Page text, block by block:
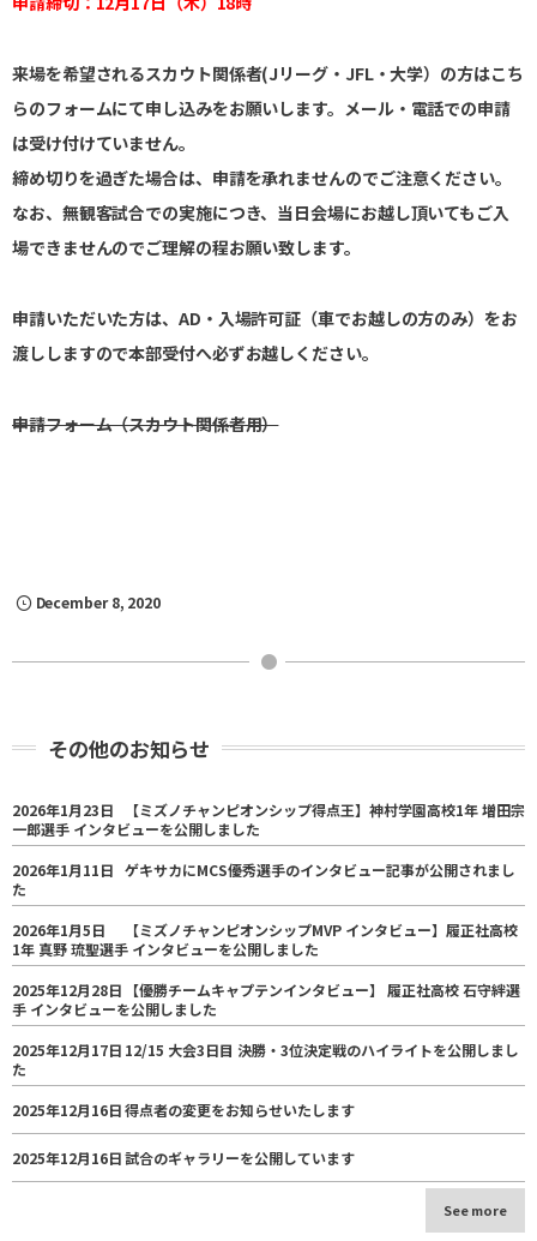
来場を希望されるスカウト関係者(Jリーグ・JFL・大学）の方はこち
らのフォームにて申し込みをお願いします。メール・電話での申請
は受け付けていません。
締め切りを過ぎた場合は、申請を承れませんのでご注意ください。
なお、無観客試合での実施につき、当日会場にお越し頂いてもご入
場できませんのでご理解の程お願い致します。
申請いただいた方は、AD・入場許可証（車でお越しの方のみ）をお
渡ししますので本部受付へ必ずお越しください。
申請フォーム（スカウト関係者用）
December 8, 2020
その他のお知らせ
2026年1月23日
【ミズノチャンピオンシップ得点王】神村学園高校1年 増田宗
一郎選手 インタビューを公開しました
2026年1月11日 ゲキサカにMCS優秀選手のインタビュー記事が公開されまし
た
2026年1月5日
【ミズノチャンピオンシップMVP インタビュー】履正社高校
1年 真野 琉聖選手 インタビューを公開しました
2025年12月28日
【優勝チームキャプテンインタビュー】 履正社高校 石守絆選
手 インタビューを公開しました
2025年12月17日 12/15 大会3日目 決勝・3位決定戦のハイライトを公開しまし
た
2025年12月16日得点者の変更をお知らせいたします
2025年12月16日試合のギャラリーを公開しています
See more